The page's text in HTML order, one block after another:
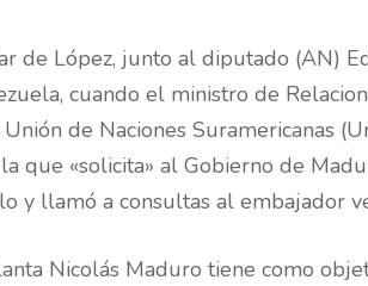
de López, junto al diputado (AN)
cuando el ministro de
de Naciones Suramericanas
que «solicita» al Gobierno de
y llamó a consultas al embajador
Nicolás Maduro tiene como